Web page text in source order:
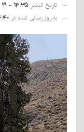
تاریخ انتشار ۱۴:۳۵ - ۲۱ اسفند ۱۴۰۳
به روز رسانی شده در ۱۴:۴۰ - ۲۱